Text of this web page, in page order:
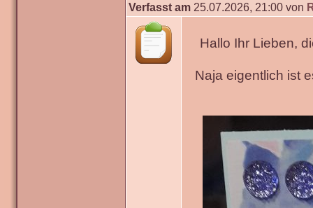
Verfasst am 25.07.2026, 21:00 von
Hallo Ihr Lieben,
Naja eigentlich ist